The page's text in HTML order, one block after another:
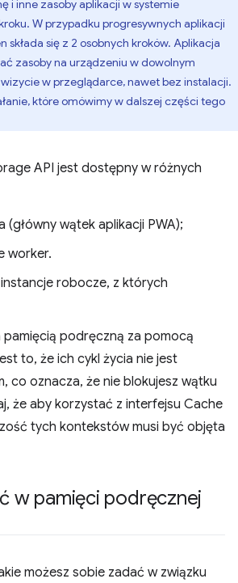
i inne zasoby aplikacji w systemie
W przypadku progresywnych aplikacji
się z 2 osobnych kroków. Aplikacja
zasoby na urządzeniu w dowolnym
w przeglądarce, nawet bez instalacji.
które omówimy w dalszej części tego
API jest dostępny w różnych
(główny wątek aplikacji PWA);
worker.
robocze, z których
pamięcią podręczną za pomocą
to, że ich cykl życia nie jest
co oznacza, że nie blokujesz wątku
że aby korzystać z interfejsu Cache
tych kontekstów musi być objęta
w pamięci podręcznej
możesz sobie zadać w związku